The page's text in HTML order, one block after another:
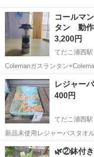
コールマ
タン 動作
3,200円
てだこ浦西駅
Colemanガスランタン
マントルが破れてますが、動作確認済です。
簡易清掃済です。 受渡し場所はセブンイレブン宜野湾長田1丁目店の
駐車場でお...
沖縄 宜野湾市 てだこ
レジャー
400円
てだこ浦西駅
新品未使用レジャーバスタオルになります。 受
ブン宜野湾長田1丁目店の駐
す。
沖縄 宜野湾市 てだこ
🌿②鉢付き